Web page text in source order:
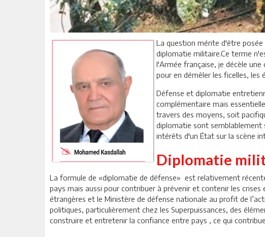
La question mérite d'être
diplomatie militaire.Ce terme
l'Armée française, je décèle
pour en démêler les ficelles,
Défense et diplomatie
complémentaire mais
travers des moyens, soit
diplomatie sont semblablement
intérêts d'un État sur la scène
Diplomatie
La formule de «diplomatie de défense» est relativement
pays mais aussi pour contribuer à prévenir et contenir les
étrangères et le Ministère de défense nationale au profit de
politiques, particulièrement chez les Superpuissances, des
construire et entretenir la confiance entre pays , ce qui